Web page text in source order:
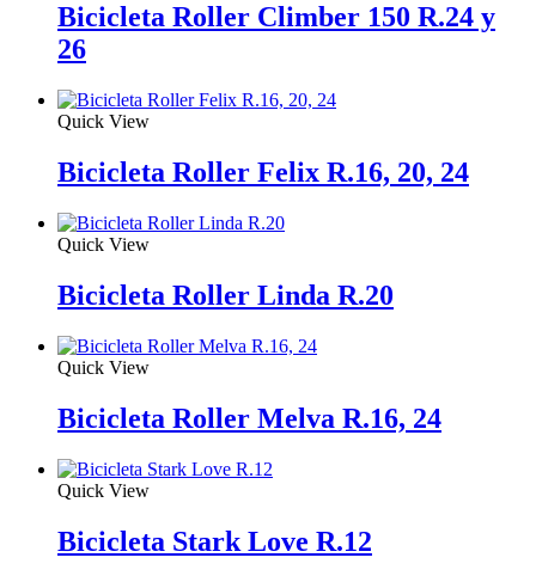
Bicicleta Roller Climber 150 R.24 y
26
Quick View
Bicicleta Roller Felix R.16, 20, 24
Quick View
Bicicleta Roller Linda R.20
Quick View
Bicicleta Roller Melva R.16, 24
Quick View
Bicicleta Stark Love R.12